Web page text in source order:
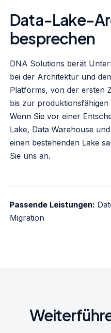
Data-Lake-
besprechen
DNA Solutions berät
bei der Architektur und
Platforms, von der ersten
bis zur
Wenn Sie vor einer
Lake, Data Warehouse
einen bestehenden Lake
Sie uns an.
Passende Leistungen:
Migration